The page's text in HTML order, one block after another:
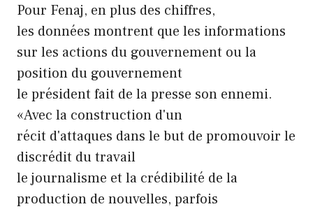
Pour Fenaj, en plus des chiffres,
les données montrent que les informations
sur les actions du gouvernement ou la
position du gouvernement
le président fait de la presse son ennemi.
«Avec la construction d'un
récit d'attaques dans le but de promouvoir le
discrédit du travail
le journalisme et la crédibilité de la
production de nouvelles, parfois